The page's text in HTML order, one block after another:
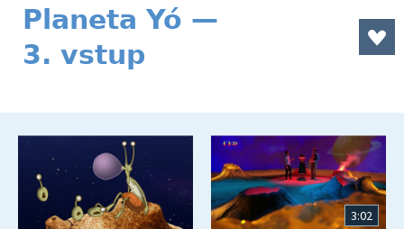
Planeta Yó —
3. vstup
3:02